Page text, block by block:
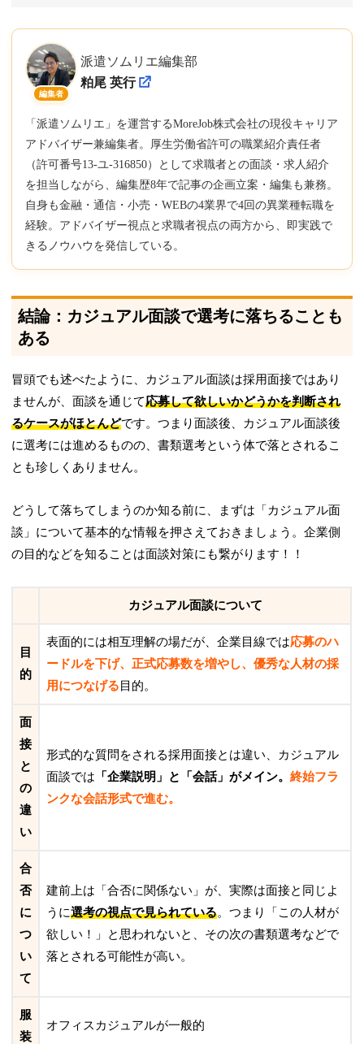
編集者
派遣ソムリエ編集部
粕尾 英行
「派遣ソムリエ」を運営するMoreJob株式会社の現役キャリア
アドバイザー兼編集者。厚生労働省許可の職業紹介責任者
（許可番号13-ユ-316850）として求職者との面談・求人紹介
を担当しながら、編集歴8年で記事の企画立案・編集も兼務。
自身も金融・通信・小売・WEBの4業界で4回の異業種転職を
経験。アドバイザー視点と求職者視点の両方から、即実践で
きるノウハウを発信している。
結論：カジュアル面談で選考に落ちることも
ある
冒頭でも述べたように、カジュアル面談は採用面接ではあり
ませんが、面談を通じて応募して欲しいかどうかを判断され
るケースがほとんどです。つまり面談後、カジュアル面談後
に選考には進めるものの、書類選考という体で落とされるこ
とも珍しくありません。
どうして落ちてしまうのか知る前に、まずは「カジュアル面
談」について基本的な情報を押さえておきましょう。企業側
の目的などを知ることは面談対策にも繋がります！！
カジュアル面談について
目
的
表面的には相互理解の場だが、企業目線では応募のハ
ードルを下げ、正式応募数を増やし、優秀な人材の採
用につなげる目的。
面
接
と
の
違
い
形式的な質問をされる採用面接とは違い、
カジュアル
面談では 「企業説明」と「会話」がメイン。終始フラ
ンクな会話形式で進む。
合
否
に
つ
い
て
建前上は「合否に関係ない」が、実際は面接と同じよ
うに選考の視点で見られている。つまり「この人材が
欲しい！」と思われないと、その次の書類選考などで
落とされる可能性が高い。
服
装
オフィスカジュアルが一般的